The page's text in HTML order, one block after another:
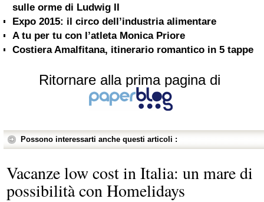
sulle orme di Ludwig II
Expo 2015: il circo dell’industria alimentare
A tu per tu con l’atleta Monica Priore
Costiera Amalfitana, itinerario romantico in 5 tappe
Ritornare alla prima pagina di
Possono interessarti anche questi articoli :
Vacanze low cost in Italia: un mare di
possibilità con Homelidays